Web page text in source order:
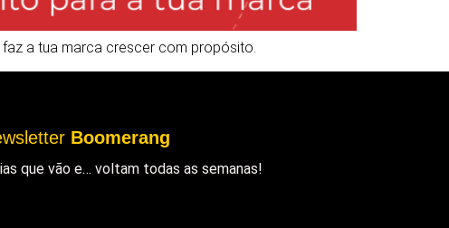
a tua marca crescer com propósito.
Boomerang
que vão e… voltam todas as semanas!